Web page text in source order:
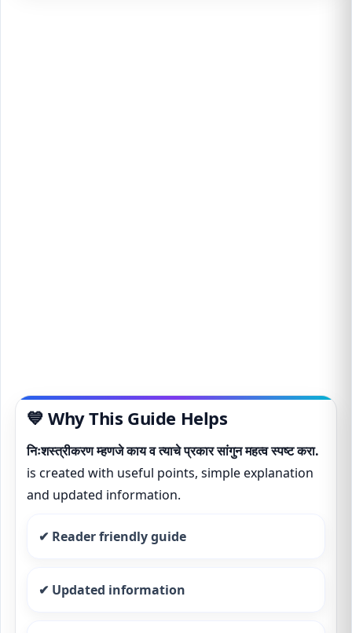
💙 Why This Guide Helps
निःशस्त्रीकरण म्हणजे काय व त्याचे प्रकार सांगुन महत्व स्पष्ट करा.
is created with useful points, simple explanation
and updated information.
✔ Reader friendly guide
✔ Updated information